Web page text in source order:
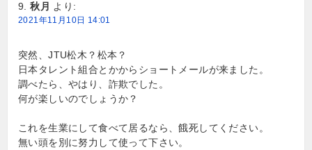
秋月 より:
2021年11月10日 14:01
突然、JTU松木？松本？
日本タレント組合とかからショートメールが来ました。
調べたら、やはり、詐欺でした。
何が楽しいのでしょうか？
これを生業にして食べて居るなら、餓死してください。
無い頭を別に努力して使って下さい。